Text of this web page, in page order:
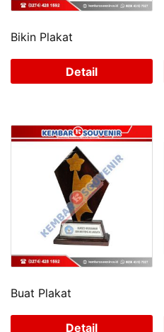
Bikin Plakat
Detail
Buat Plakat
Detail